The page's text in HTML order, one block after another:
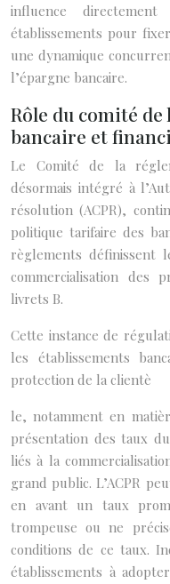
influence
établissements pour
une dynamique
l’épargne bancaire.
Rôle du comité
bancaire et
Le Comité de la
désormais intégré à
résolution (ACPR),
politique tarifaire des
règlements définissent
commercialisation des
livrets B.
Cette instance de
les établissements
protection de la clientè
le, notamment en
présentation des taux
liés à la
grand public. L’ACPR
en avant un taux
trompeuse ou ne
conditions de ce taux.
établissements à